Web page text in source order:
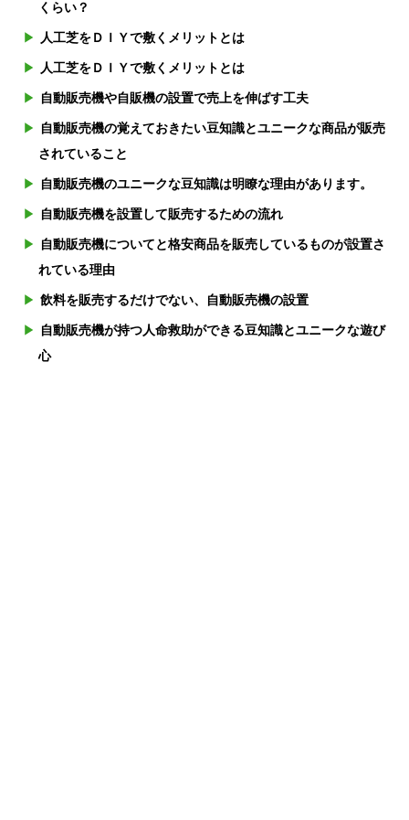
くらい？
人工芝をＤＩＹで敷くメリットとは
人工芝をＤＩＹで敷くメリットとは
自動販売機や自販機の設置で売上を伸ばす工夫
自動販売機の覚えておきたい豆知識とユニークな商品が販売
されていること
自動販売機のユニークな豆知識は明瞭な理由があります。
自動販売機を設置して販売するための流れ
自動販売機についてと格安商品を販売しているものが設置さ
れている理由
飲料を販売するだけでない、自動販売機の設置
自動販売機が持つ人命救助ができる豆知識とユニークな遊び
心